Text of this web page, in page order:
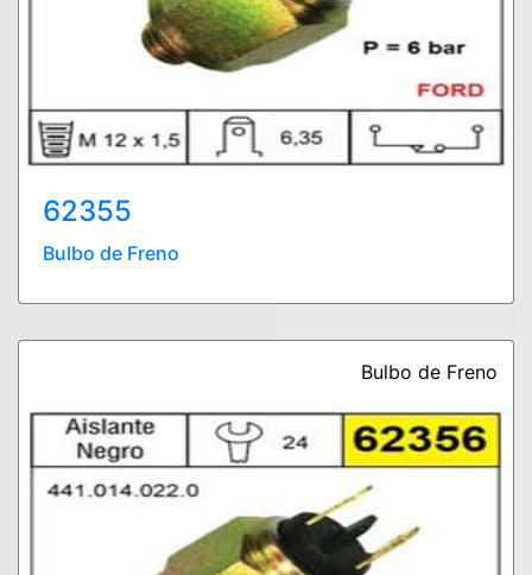
62355
Bulbo de Freno
Bulbo de Freno